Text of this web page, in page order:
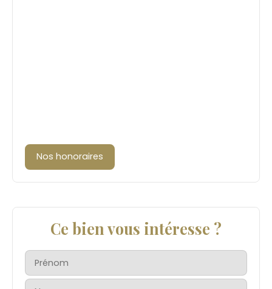
Nos honoraires
Ce bien vous intéresse ?
Prénom